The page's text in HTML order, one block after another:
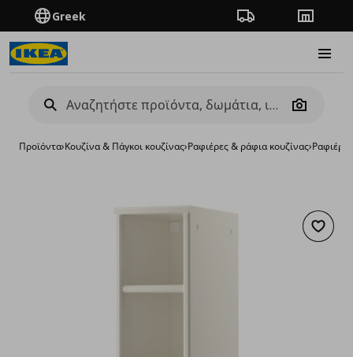
Greek Πορεία παραγγελίας
Camera
Προϊόντα›Κουζίνα & Πάγκοι κουζίνας›Ραφιέρες & ράφια κουζίνας›Ραφιέρες